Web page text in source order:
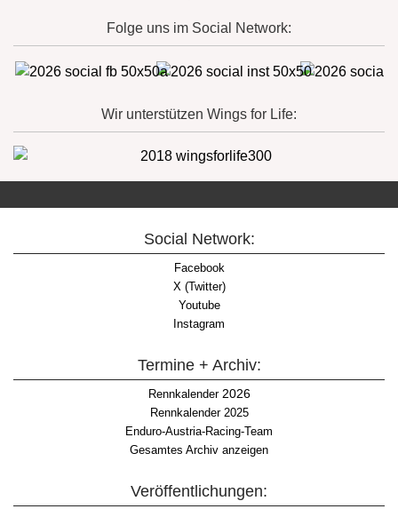
Folge uns im Social Network:
Wir unterstützen Wings for Life:
Social Network:
Facebook
X (Twitter)
Youtube
Instagram
Termine + Archiv:
Rennkalender2026
Rennkalender 2025
Enduro-Austria-Racing-Team
Gesamtes Archiv anzeigen
Veröffentlichungen: